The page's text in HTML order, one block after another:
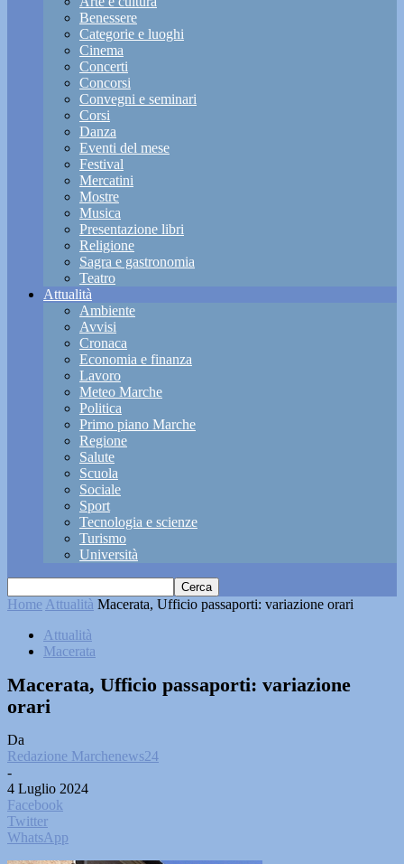
Benessere
Categorie e luoghi
Cinema
Concerti
Concorsi
Convegni e seminari
Corsi
Danza
Eventi del mese
Festival
Mercatini
Mostre
Musica
Presentazione libri
Religione
Sagra e gastronomia
Teatro
Attualità
Ambiente
Avvisi
Cronaca
Economia e finanza
Lavoro
Meteo Marche
Politica
Primo piano Marche
Regione
Salute
Scuola
Sociale
Sport
Tecnologia e scienze
Turismo
Università
Home Attualità Macerata, Ufficio passaporti: variazione orari
Attualità
Macerata
Macerata, Ufficio passaporti: variazione
orari
Da
Redazione Marchenews24
-
4 Luglio 2024
Facebook
Twitter
WhatsApp